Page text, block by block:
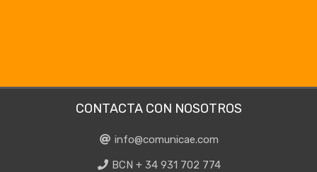
CONTACTA CON NOSOTROS
info@comunicae.com
BCN + 34 931 702 774